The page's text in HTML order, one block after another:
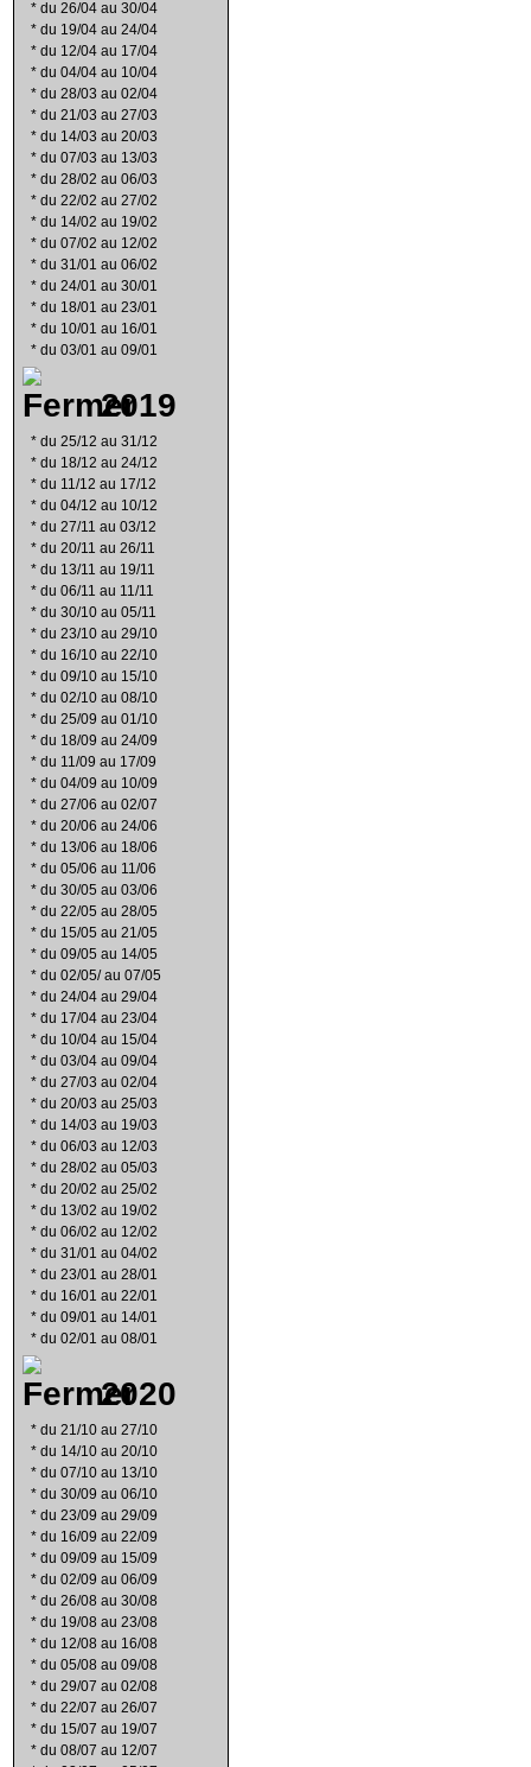
* du 26/04 au 30/04
* du 19/04 au 24/04
* du 12/04 au 17/04
* du 04/04 au 10/04
* du 28/03 au 02/04
* du 21/03 au 27/03
* du 14/03 au 20/03
* du 07/03 au 13/03
* du 28/02 au 06/03
* du 22/02 au 27/02
* du 14/02 au 19/02
* du 07/02 au 12/02
* du 31/01 au 06/02
* du 24/01 au 30/01
* du 18/01 au 23/01
* du 10/01 au 16/01
* du 03/01 au 09/01
2019
* du 25/12 au 31/12
* du 18/12 au 24/12
* du 11/12 au 17/12
* du 04/12 au 10/12
* du 27/11 au 03/12
* du 20/11 au 26/11
* du 13/11 au 19/11
* du 06/11 au 11/11
* du 30/10 au 05/11
* du 23/10 au 29/10
* du 16/10 au 22/10
* du 09/10 au 15/10
* du 02/10 au 08/10
* du 25/09 au 01/10
* du 18/09 au 24/09
* du 11/09 au 17/09
* du 04/09 au 10/09
* du 27/06 au 02/07
* du 20/06 au 24/06
* du 13/06 au 18/06
* du 05/06 au 11/06
* du 30/05 au 03/06
* du 22/05 au 28/05
* du 15/05 au 21/05
* du 09/05 au 14/05
* du 02/05/ au 07/05
* du 24/04 au 29/04
* du 17/04 au 23/04
* du 10/04 au 15/04
* du 03/04 au 09/04
* du 27/03 au 02/04
* du 20/03 au 25/03
* du 14/03 au 19/03
* du 06/03 au 12/03
* du 28/02 au 05/03
* du 20/02 au 25/02
* du 13/02 au 19/02
* du 06/02 au 12/02
* du 31/01 au 04/02
* du 23/01 au 28/01
* du 16/01 au 22/01
* du 09/01 au 14/01
* du 02/01 au 08/01
2020
* du 21/10 au 27/10
* du 14/10 au 20/10
* du 07/10 au 13/10
* du 30/09 au 06/10
* du 23/09 au 29/09
* du 16/09 au 22/09
* du 09/09 au 15/09
* du 02/09 au 06/09
* du 26/08 au 30/08
* du 19/08 au 23/08
* du 12/08 au 16/08
* du 05/08 au 09/08
* du 29/07 au 02/08
* du 22/07 au 26/07
* du 15/07 au 19/07
* du 08/07 au 12/07